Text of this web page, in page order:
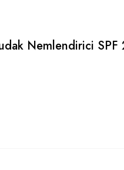
Nemlendirici SPF